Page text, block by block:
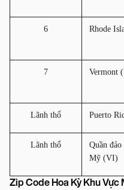
6 Rhode
7 Vermont
Lãnh thổ Puerto
Lãnh thổ
Quần
Mỹ (VI)
Zip Code Hoa Kỳ Khu Vực